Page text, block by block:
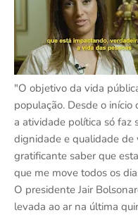
"O objetivo da vida
população. Desde o
a atividade política só faz
dignidade e qualidade de
gratificante saber que
que me move todos os
O presidente Jair
levada ao ar na última